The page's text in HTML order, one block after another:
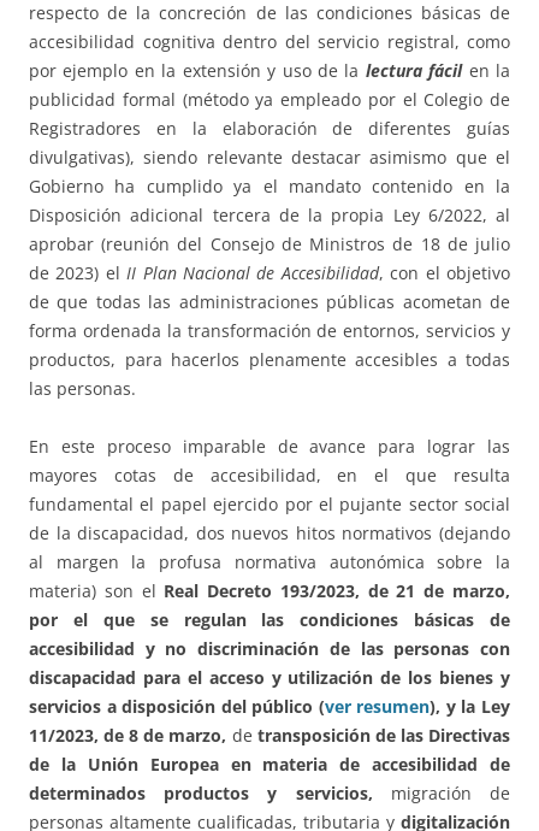
respecto de la concreción de las condiciones básicas de
accesibilidad cognitiva dentro del servicio registral, como
por ejemplo en la extensión y uso de la lectura fácilen la
publicidad formal (método ya empleado por el Colegio de
Registradores en la elaboración de diferentes guías
divulgativas), siendo relevante destacar asimismo que el
Gobierno ha cumplido ya el mandato contenido en la
Disposición adicional tercera de la propia Ley 6/2022, al
aprobar (reunión del Consejo de Ministros de 18 de julio
de 2023) elII Plan Nacional de Accesibilidad, con el objetivo
de que todas las administraciones públicas acometan de
forma ordenada la transformación de entornos, servicios y
productos, para hacerlos plenamente accesibles a todas
las personas.
En este proceso imparable de avance para lograr las
mayores cotas de accesibilidad, en el que resulta
fundamental el papel ejercido por el pujante sector social
de la discapacidad, dos nuevos hitos normativos (dejando
al margen la profusa normativa autonómica sobre la
materia) son el Real Decreto 193/2023, de 21 de marzo,
por el que se regulan las condiciones básicas de
accesibilidad y no discriminación de las personas con
discapacidad para el acceso y utilización de los bienes y
servicios a disposición del público (ver resumen), y la Ley
11/2023, de 8 de marzo, de transposición de las Directivas
de la Unión Europea en materia de accesibilidad de
determinados productos y servicios, migración de
personas altamente cualificadas, tributaria y digitalización